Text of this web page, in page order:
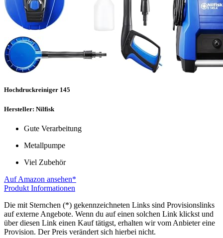
Hochdruckreiniger 145
Hersteller: Nilfisk
Gute Verarbeitung
Metallpumpe
Viel Zubehör
Auf Amazon ansehen*
Produkt Informationen
Die mit Sternchen (*) gekennzeichneten Links sind Provisionslinks
auf externe Angebote. Wenn du auf einen solchen Link klickst und
über diesen Link einen Kauf tätigst, erhalten wir vom Anbieter eine
Provision. Der Preis verändert sich hierbei nicht.